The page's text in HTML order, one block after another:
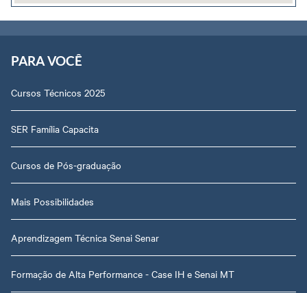
PARA VOCÊ
Cursos Técnicos 2025
SER Família Capacita
Cursos de Pós-graduação
Mais Possibilidades
Aprendizagem Técnica Senai Senar
Formação de Alta Performance - Case IH e Senai MT